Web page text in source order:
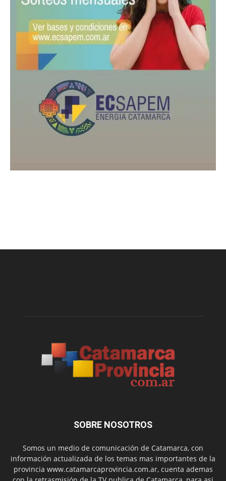
SOBRE NOSOTROS
Somos un medio de comunicación de Catamarca, con
información actualizada de los temas mas importantes de la
provincia www.catamarcaprovincia.com.ar, cuenta ademas